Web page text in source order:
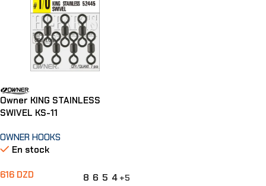
Owner KING STAINLESS
SWIVEL KS-11
OWNER HOOKS
En stock
616 DZD 8 6 5 4 +5